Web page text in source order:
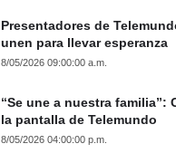
Presentadores de
unen para llevar esperanza
8/05/2026 09:00:00 a.m.
“Se une a nuestra familia”:
la pantalla de Telemundo
8/05/2026 04:00:00 p.m.